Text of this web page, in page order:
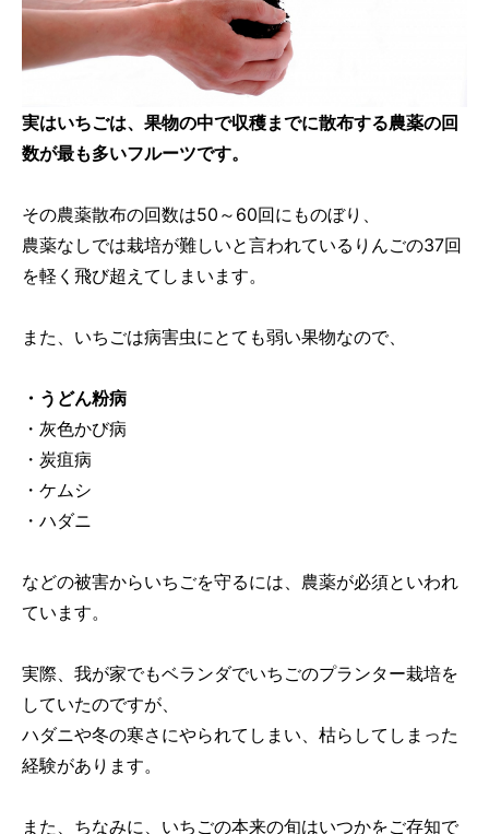
実はいちごは、果物の中で収穫までに散布する農薬の回
数が最も多いフルーツです。
その農薬散布の回数は50～60回にものぼり、
農薬なしでは栽培が難しいと言われているりんごの37回
を軽く飛び超えてしまいます。
また、いちごは病害虫にとても弱い果物なので、
・うどん粉病
・灰色かび病
・炭疽病
・ケムシ
・ハダニ
などの被害からいちごを守るには、農薬が必須といわれ
ています。
実際、我が家でもベランダでいちごのプランター栽培を
していたのですが、
ハダニや冬の寒さにやられてしまい、枯らしてしまった
経験があります。
また、ちなみに、いちごの本来の旬はいつかをご存知で